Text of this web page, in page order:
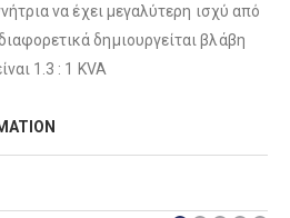
να έχει μεγαλύτερη ισχύ από
δημιουργείται βλάβη
1.3 : 1 KVA